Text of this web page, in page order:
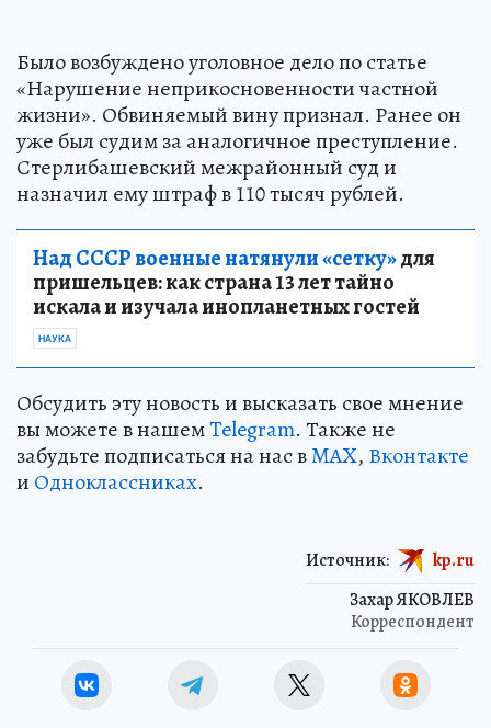
Было возбуждено уголовное дело по статье
«Нарушение неприкосновенности частной
жизни». Обвиняемый вину признал. Ранее он
уже был судим за аналогичное преступление.
Стерлибашевский межрайонный суд и
назначил ему штраф в 110 тысяч рублей.
Над СССР военные натянули «сетку»для
пришельцев: как страна 13 лет тайно
искала и изучала инопланетных гостей
НАУКА
Обсудить эту новость и высказать свое мнение
вы можете в нашемTelegram. Также не
забудьте подписаться на нас вMAX, Вконтакте
и Одноклассниках.
Захар ЯКОВЛЕВ
Корреспондент
Источник: kp.ru